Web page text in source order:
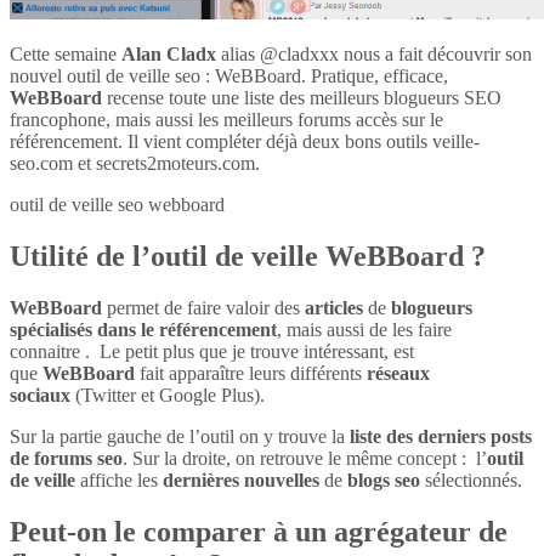
Cette semaine Alan Cladx alias @cladxxx nous a fait découvrir son
nouvel outil de veille seo : WeBBoard. Pratique, efficace,
WeBBoard recense toute une liste des meilleurs blogueurs SEO
francophone, mais aussi les meilleurs forums accès sur le
référencement. Il vient compléter déjà deux bons outils veille-
seo.com et secrets2moteurs.com.
outil de veille seo webboard
Utilité de l’outil de veille WeBBoard ?
WeBBoard permet de faire valoir des articles de blogueurs
spécialisés dans le référencement, mais aussi de les faire
connaitre . Le petit plus que je trouve intéressant, est
que WeBBoard fait apparaître leurs différents réseaux
sociaux (Twitter et Google Plus).
Sur la partie gauche de l’outil on y trouve la liste des derniers posts
de forums seo. Sur la droite, on retrouve le même concept : l’outil
de veille affiche les dernières nouvelles de blogs seo sélectionnés.
Peut-on le comparer à un agrégateur de